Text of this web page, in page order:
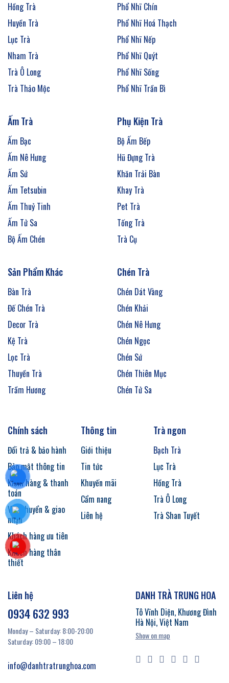
Hồng Trà
Huyền Trà
Lục Trà
Nham Trà
Trà Ô Long
Trà Thảo Mộc
Phổ Nhĩ Chín
Phổ Nhĩ Hoá Thạch
Phổ Nhĩ Nếp
Phổ Nhĩ Quýt
Phổ Nhĩ Sống
Phổ Nhĩ Trần Bì
Ấm Trà
Ấm Bạc
Ấm Nê Hưng
Ấm Sứ
Ấm Tetsubin
Ấm Thuỷ Tinh
Ấm Tử Sa
Bộ Ấm Chén
Phụ Kiện Trà
Bộ Ấm Bếp
Hũ Đựng Trà
Khăn Trải Bàn
Khay Trà
Pet Trà
Tống Trà
Trà Cụ
Sản Phẩm Khác
Bàn Trà
Đế Chén Trà
Decor Trà
Kệ Trà
Lọc Trà
Thuyền Trà
Trầm Hương
Chén Trà
Chén Dát Vàng
Chén Khải
Chén Nê Hưng
Chén Ngọc
Chén Sứ
Chén Thiên Mục
Chén Tử Sa
Chính sách
Đổi trả & bảo hành
Bảo mật thông tin
Kiểm hàng & thanh
toán
Vận chuyển & giao
nhận
Khách hàng ưu tiên
Khách hàng thân
thiết
Thông tin
Giới thiệu
Tin tức
Khuyến mãi
Cẩm nang
Liên hệ
Trà ngon
Bạch Trà
Lục Trà
Hồng Trà
Trà Ô Long
Trà Shan Tuyết
Liên hệ
0934 632 993
Monday – Saturday: 8:00-20:00
Saturday: 09:00 – 18:00
info@danhtratrunghoa.com
DANH TRÀ TRUNG HOA
Tô Vĩnh Diện, Khương Đình
Hà Nội, Việt Nam
Show on map